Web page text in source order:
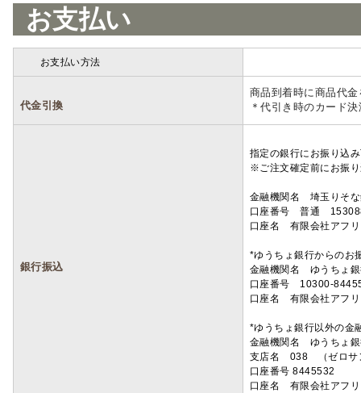
お支払い
お支払い方法
代金引換
商品到着時に商品代
＊代引き時のカード
銀行振込
指定の銀行にお振り込
※ご注文確定前にお振
金融機関名 埼玉りそ
口座番号 普通
口座名 有限会社アフ
*ゆうちょ銀行からのお
金融機関名 ゆうちょ
口座番号 10300-
口座名 有限会社アフ
*ゆうちょ銀行以外の金
金融機関名 ゆうちょ
支店名 038 （ゼロサ
口座番号 8445532
口座名 有限会社アフ